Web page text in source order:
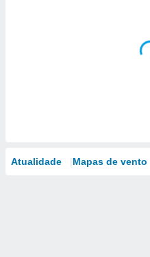
Atualidade Mapas de vento